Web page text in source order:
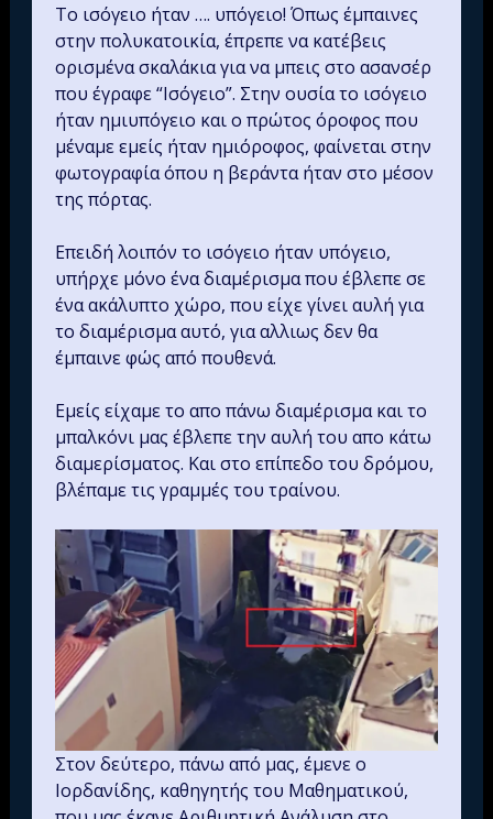
Το ισόγειο ήταν …. υπόγειο! Όπως έμπαινες
στην πολυκατοικία, έπρεπε να κατέβεις
ορισμένα σκαλάκια για να μπεις στο ασανσέρ
που έγραφε “Ισόγειο”. Στην ουσία το ισόγειο
ήταν ημιυπόγειο και ο πρώτος όροφος που
μέναμε εμείς ήταν ημιόροφος, φαίνεται στην
φωτογραφία όπου η βεράντα ήταν στο μέσον
της πόρτας.
Επειδή λοιπόν το ισόγειο ήταν υπόγειο,
υπήρχε μόνο ένα διαμέρισμα που έβλεπε σε
ένα ακάλυπτο χώρο, που είχε γίνει αυλή για
το διαμέρισμα αυτό, για αλλιως δεν θα
έμπαινε φώς από πουθενά.
Εμείς είχαμε το απο πάνω διαμέρισμα και το
μπαλκόνι μας έβλεπε την αυλή του απο κάτω
διαμερίσματος. Και στο επίπεδο του δρόμου,
βλέπαμε τις γραμμές του τραίνου.
Στον δεύτερο, πάνω από μας, έμενε ο
Ιορδανίδης, καθηγητής του Μαθηματικού,